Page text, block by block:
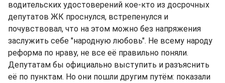
водительских удостоверений кое-кто из досрочных
депутатов ЖК проснулся, встрепенулся и
почувствовал, что на этом можно без напряжения
заслужить себе "народную любовь". Не всему народу
реформа по нраву, не все её правильно поняли.
Депутатам бы официально выступить и разъяснить
её по пунктам. Но они пошли другим путём: показали